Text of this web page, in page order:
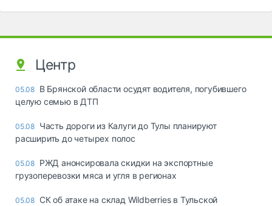
Центр
05.08 В Брянской области осудят водителя, погубившего
целую семью в ДТП
05.08 Часть дороги из Калуги до Тулы планируют
расширить до четырех полос
05.08 РЖД анонсировала скидки на экспортные
грузоперевозки мяса и угля в регионах
05.08 СК об атаке на склад Wildberries в Тульской